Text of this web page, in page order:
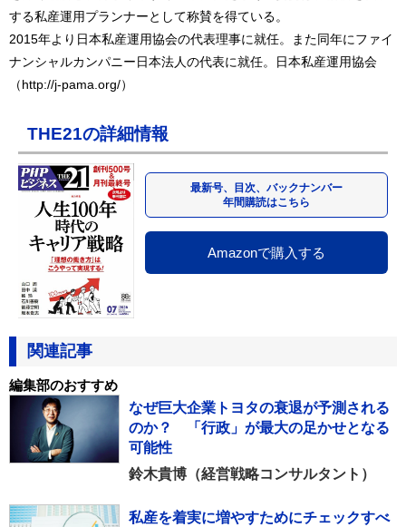
する私産運用プランナーとして称賛を得ている。
2015年より日本私産運用協会の代表理事に就任。また同年にファイ
ナンシャルカンパニー日本法人の代表に就任。日本私産運用協会
（http://j-pama.org/）
THE21の詳細情報
最新号、目次、バックナンバー
年間購読はこちら
Amazonで購入する
関連記事
編集部のおすすめ
なぜ巨大企業トヨタの衰退が予測される
のか？ 「行政」が最大の足かせとなる
可能性
鈴木貴博（経営戦略コンサルタント）
私産を着実に増やすためにチェックすべ